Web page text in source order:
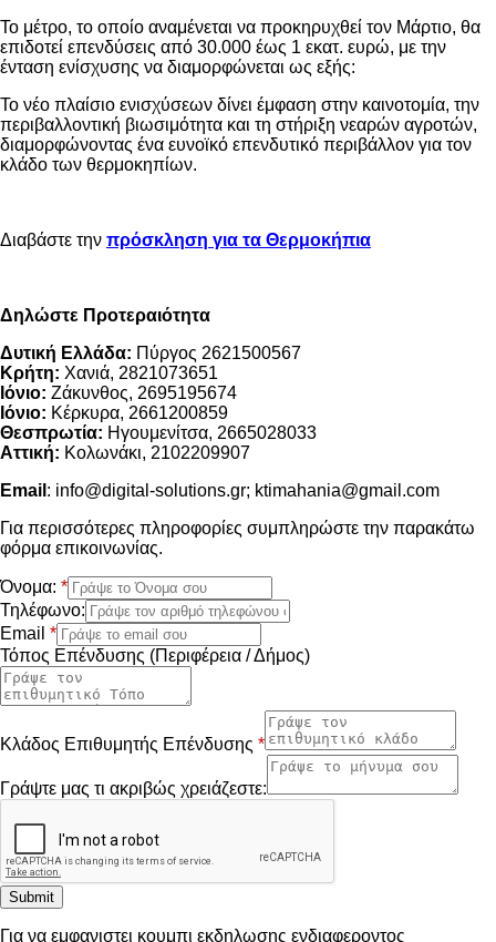
Το μέτρο, το οποίο αναμένεται να προκηρυχθεί τον Μάρτιο, θα
επιδοτεί επενδύσεις από 30.000 έως 1 εκατ. ευρώ, με την
ένταση ενίσχυσης να διαμορφώνεται ως εξής:
Το νέο πλαίσιο ενισχύσεων δίνει έμφαση στην καινοτομία, την
περιβαλλοντική βιωσιμότητα και τη στήριξη νεαρών αγροτών,
διαμορφώνοντας ένα ευνοϊκό επενδυτικό περιβάλλον για τον
κλάδο των θερμοκηπίων.
Διαβάστε την πρόσκληση για τα Θερμοκήπια
Δηλώστε Προτεραιότητα
Δυτική Ελλάδα: Πύργος 2621500567
Κρήτη: Χανιά, 2821073651
Ιόνιο: Ζάκυνθος, 2695195674
Ιόνιο: Κέρκυρα, 2661200859
Θεσπρωτία: Ηγουμενίτσα, 2665028033
Αττική: Κολωνάκι, 2102209907
Email : info@digital-solutions.gr; ktimahania@gmail.com
Για περισσότερες πληροφορίες συμπληρώστε την παρακάτω
φόρμα επικοινωνίας.
Όνομα: *
Τηλέφωνο:
Email *
Τόπος Επένδυσης (Περιφέρεια / Δήμος)
Κλάδος Επιθυμητής Επένδυσης *
Γράψτε μας τι ακριβώς χρειάζεστε:
Submit
Για να εμφανιστει κουμπι εκδηλωσης ενδιαφεροντος